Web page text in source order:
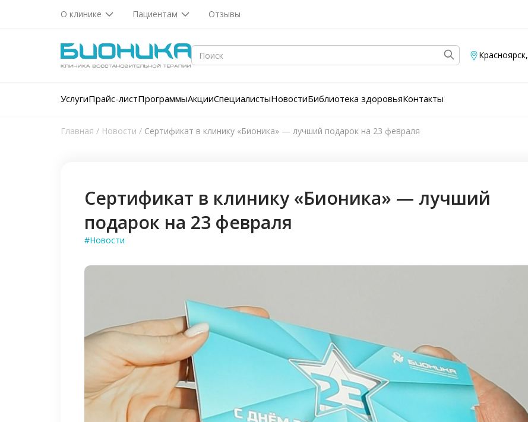
О клинике Пациентам Отзывы
Красноярск,
УслугиПрайс-листПрограммыАкцииСпециалистыНовостиБиблиотека здоровьяКонтакты
Главная / Новости / Сертификат в клинику «Бионика» — лучший подарок на 23 февраля
Сертификат в клинику «Бионика» — лучший
подарок на 23 февраля
#Новости